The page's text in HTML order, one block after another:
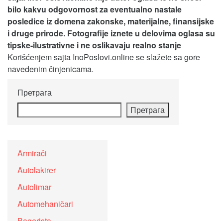
bilo kakvu odgovornost za eventualno nastale
posledice iz domena zakonske, materijalne, finansijske
i druge prirode. Fotografije iznete u delovima oglasa su
tipske-ilustrativne i ne oslikavaju realno stanje
Korišćenjem sajta InoPoslovi.online se slažete sa gore
navedenim činjenicama.
Претрага
Претрага
Armirači
Autolakirer
Autolimar
Automehaničari